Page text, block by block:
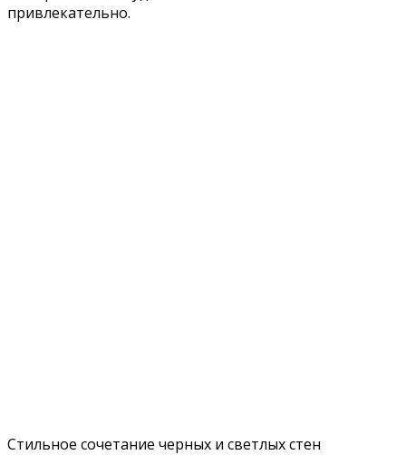
привлекательно.
Стильное сочетание черных и светлых стен